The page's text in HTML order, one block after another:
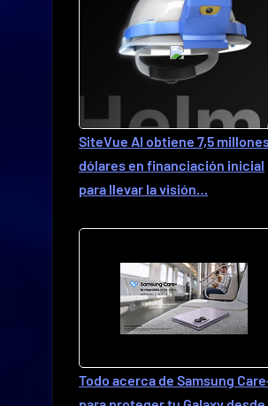
SiteVue AI obtiene 7,5
dólares en financiación inicial
para llevar la visión…
Todo acerca de Samsung